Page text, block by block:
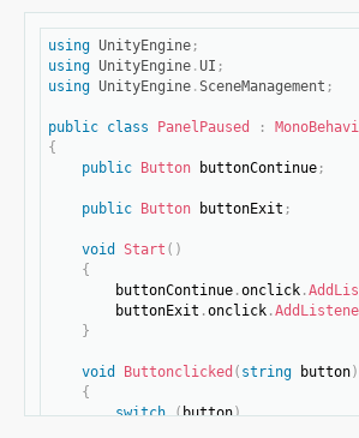
/
.NET
C#
/
Roman
Unity,
using UnityEngine ;
using UnityEngine .UI ;
using UnityEngine .SceneManagement ;
public class PanelPaused :
{
public
Button buttonContinue ;
public Button buttonExit ;
void Start ( )
{
        buttonContinue
.onclick .
        buttonExit
.onclick .
}
void Buttonclicked ( string button)
{
switch (button)